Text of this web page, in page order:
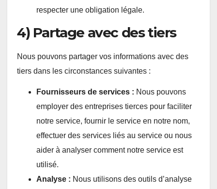
respecter une obligation légale.
4) Partage avec des tiers
Nous pouvons partager vos informations avec des
tiers dans les circonstances suivantes :
Fournisseurs de services : Nous pouvons
employer des entreprises tierces pour faciliter
notre service, fournir le service en notre nom,
effectuer des services liés au service ou nous
aider à analyser comment notre service est
utilisé.
Analyse : Nous utilisons des outils d’analyse